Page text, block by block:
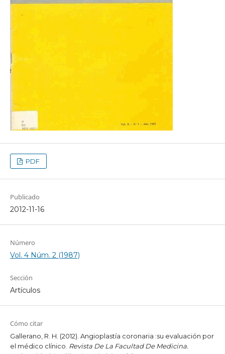
PDF
Publicado
2012-11-16
Número
Vol. 4 Núm. 2 (1987)
Sección
Artículos
Cómo citar
Gallerano, R. H. (2012). Angioplastía coronaria :su evaluación por
el médico clínico. Revista De La Facultad De Medicina.